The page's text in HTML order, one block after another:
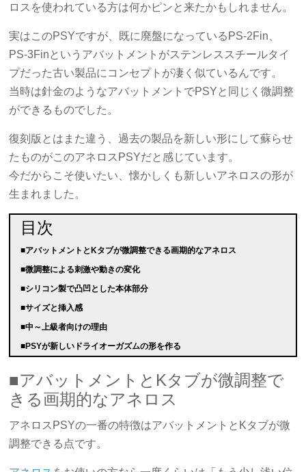
ロスを使われている方は何かピンと来たかもしれません。
実はこのPSYですが、既に廃盤になっているPS-2Fin、
PS-3Finというアバットメントがステンレススチールタイ
プだった古い製品にコンセプトが凄く似ているんです。
当時は針金のようなアバットメントでPSYと同じく微調整
ができるものでした。
復刻版とはまた違う、過去の製品を新しい形にして蘇らせ
たものがこのアネロスPSYだと感じています。
今だからこそ使いたい、懐かしくも新しいアネロスの形が
生まれました。
目次
■アバットメントとKタブが微調整できる画期的なアネロス
■微調整による刺激や動きの変化
■シリコン製で凸凹とした本体部分
■サイズと挿入感
■中～上級者向けの理由
■PSYが新しいドライオーガズムの形を作る
■アバットメントとKタブが微調整で
きる画期的なアネロス
アネロスPSYの一番の特徴はアバットメントとKタブが微
調整できる点です。